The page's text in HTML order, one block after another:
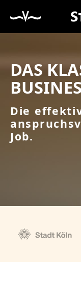
DAS
Die
Job.